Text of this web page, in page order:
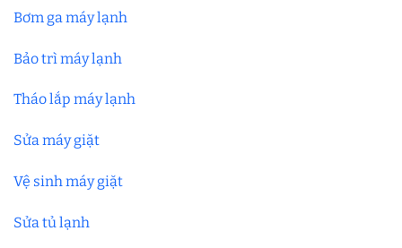
Bơm ga máy lạnh
Bảo trì máy lạnh
Tháo lắp máy lạnh
Sửa máy giặt
Vệ sinh máy giặt
Sửa tủ lạnh